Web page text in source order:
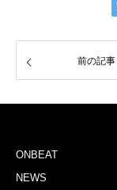
前の記事
ONBEAT
NEWS